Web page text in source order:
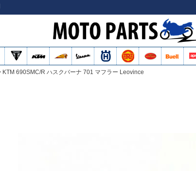
検索
KTM 690SMC/R ハスクバーナ 701 マフラー Leovince